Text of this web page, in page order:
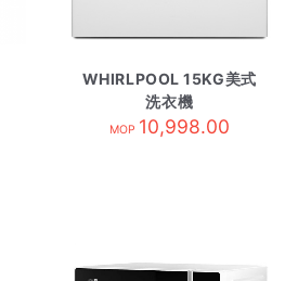
WHIRLPOOL 15KG美式
洗衣機
3LWTW4815FW
MOP 10,998.00